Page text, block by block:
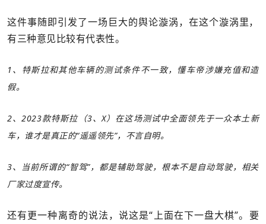
这件事随即引发了一场巨大的舆论漩涡，在这个漩涡里，
有三种意见比较有代表性。
1、特斯拉和其他车辆的测试条件不一致，懂车帝涉嫌充值和造
假。
2、2023款特斯拉（3、X）在这场测试中全面领先于一众本土新
车，谁才是真正的“遥遥领先”，不言自明。
3、当前所谓的“智驾”，都是辅助驾驶，根本不是自动驾驶，相关
厂家过度宣传。
还有更一种离奇的说法，说这是“上面在下一盘大棋”。要